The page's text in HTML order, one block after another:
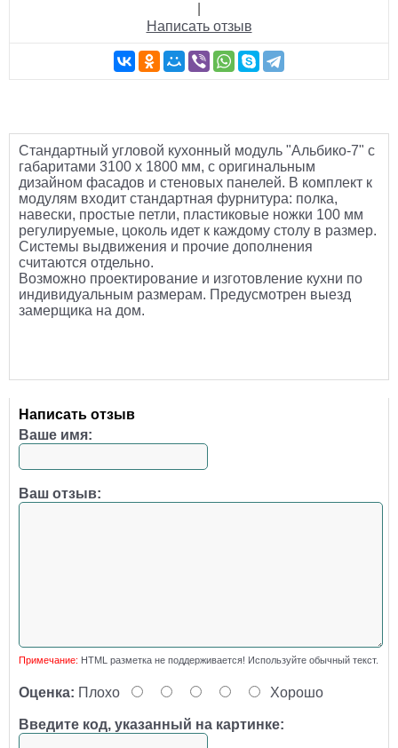
Написать отзыв
Стандартный угловой кухонный модуль "Альбико-7" с
габаритами 3100 х 1800 мм, с оригинальным
дизайном фасадов и стеновых панелей. В комплект к
модулям входит стандартная фурнитура: полка,
навески, простые петли, пластиковые ножки 100 мм
регулируемые, цоколь идет к каждому столу в размер.
Системы выдвижения и прочие дополнения
считаются отдельно.
Возможно проектирование и изготовление кухни по
индивидуальным размерам. Предусмотрен выезд
замерщика на дом.
Написать отзыв
Ваше имя:
Ваш отзыв:
Примечание: HTML разметка не поддерживается! Используйте обычный текст.
Оценка: Плохо Хорошо
Введите код, указанный на картинке: